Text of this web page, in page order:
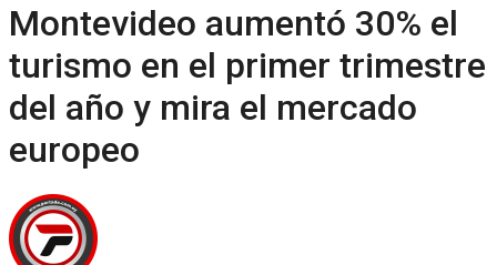
Montevideo aumentó 30% el
turismo en el primer trimestre
del año y mira el mercado
europeo